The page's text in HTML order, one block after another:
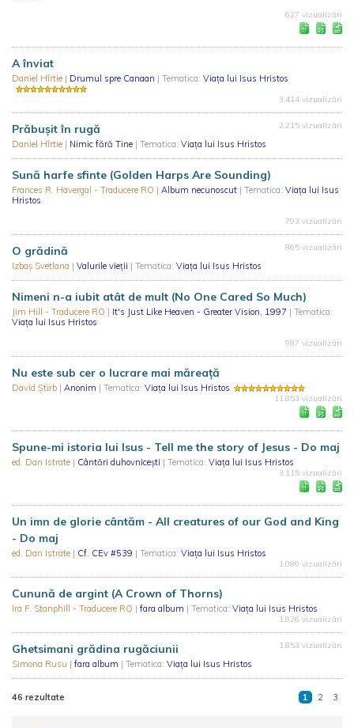
627 vizualizări
A înviat
Daniel Hîrtie | Drumul spre Canaan | Tematica: Viaţa lui Isus Hristos
3.414 vizualizări
Prăbușit în rugă
Daniel Hîrtie | Nimic fără Tine | Tematica: Viaţa lui Isus Hristos
2.215 vizualizări
Sună harfe sfinte (Golden Harps Are Sounding)
Frances R. Havergal - Traducere RO | Album necunoscut | Tematica: Viaţa lui Isus
Hristos
793 vizualizări
O grădină
Izbaș Svetlana | Valurile vieții | Tematica: Viaţa lui Isus Hristos
865 vizualizări
Nimeni n-a iubit atât de mult (No One Cared So Much)
Jim Hill - Traducere RO | It's Just Like Heaven - Greater Vision, 1997 | Tematica:
Viaţa lui Isus Hristos
987 vizualizări
Nu este sub cer o lucrare mai măreață
David Știrb | Anonim | Tematica: Viaţa lui Isus Hristos
11.853 vizualizări
Spune-mi istoria lui Isus - Tell me the story of Jesus - Do maj
ed. Dan Istrate | Cântări duhovnicești | Tematica: Viaţa lui Isus Hristos
3.115 vizualizări
Un imn de glorie cântăm - All creatures of our God and King
- Do maj
ed. Dan Istrate | Cf. CEv #539 | Tematica: Viaţa lui Isus Hristos
1.089 vizualizări
Cunună de argint (A Crown of Thorns)
Ira F. Stanphill - Traducere RO | fara album | Tematica: Viaţa lui Isus Hristos
1.826 vizualizări
Ghetsimani grădina rugăciunii
Simona Rusu | fara album | Tematica: Viaţa lui Isus Hristos
1.853 vizualizări
46 rezultate 1 2 3